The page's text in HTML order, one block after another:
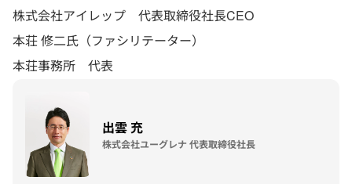
株式会社アイレップ 代表取締役社長CEO
本荘 修二氏（ファシリテーター）
本荘事務所 代表
出雲 充
株式会社ユーグレナ 代表取締役社長